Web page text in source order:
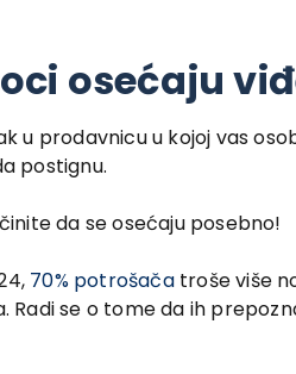
osećaju
u prodavnicu u kojoj vas
postignu.
da se osećaju posebno!
70% potrošačatroše više
Radi se o tome da ih